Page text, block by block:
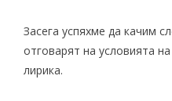
Засега успяхме да качим
отговарят на условията
лирика.